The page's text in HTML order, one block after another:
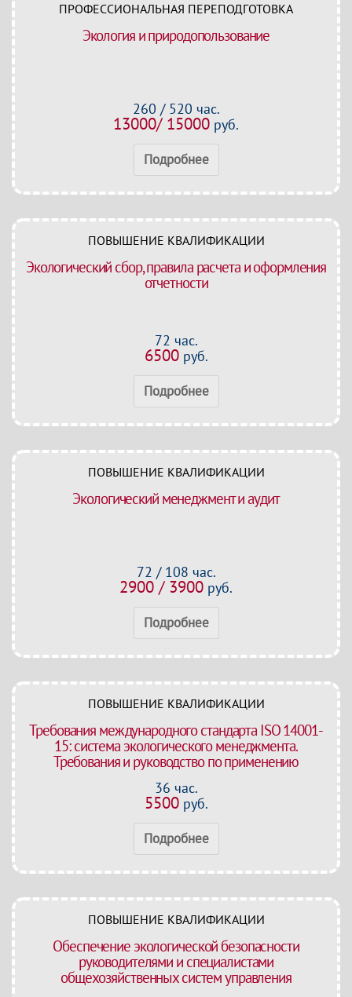
ПРОФЕССИОНАЛЬНАЯ ПЕРЕПОДГОТОВКА
Экология и природопользование
260 / 520 час.
13000/ 15000 руб.
Подробнее
ПОВЫШЕНИЕ КВАЛИФИКАЦИИ
Экологический сбор, правила расчета и оформления
отчетности
72 час.
6500руб.
Подробнее
ПОВЫШЕНИЕ КВАЛИФИКАЦИИ
Экологический менеджмент и аудит
72 / 108 час.
2900 / 3900 руб.
Подробнее
ПОВЫШЕНИЕ КВАЛИФИКАЦИИ
Требования международного стандарта ISO 14001-
15: система экологического менеджмента.
Требования и руководство по применению
36 час.
5500руб.
Подробнее
ПОВЫШЕНИЕ КВАЛИФИКАЦИИ
Обеспечение экологической безопасности
руководителями и специалистами
общехозяйственных систем управления